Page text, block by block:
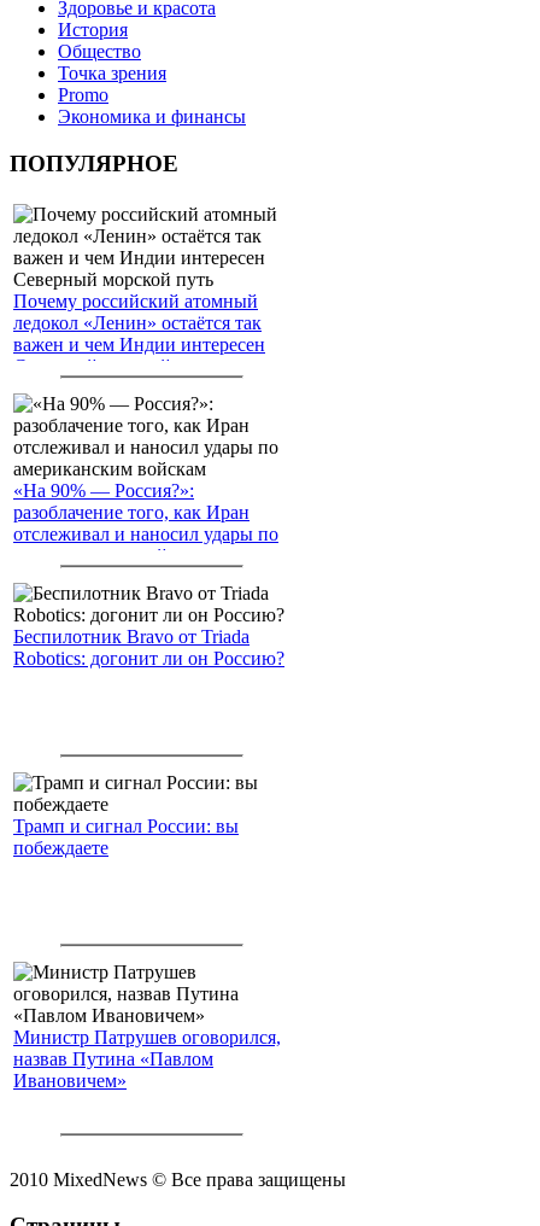
Здоровье и красота
История
Общество
Точка зрения
Promo
Экономика и финансы
ПОПУЛЯРНОЕ
Почему российский атомный
ледокол «Ленин» остаётся так
важен и чем Индии интересен
Северный морской путь
«На 90% — Россия?»:
разоблачение того, как Иран
отслеживал и наносил удары по
американским войскам
Беспилотник Bravo от Triada
Robotics: догонит ли он Россию?
Трамп и сигнал России: вы
побеждаете
Министр Патрушев оговорился,
назвав Путина «Павлом
Ивановичем»
2010 MixedNews © Все права защищены